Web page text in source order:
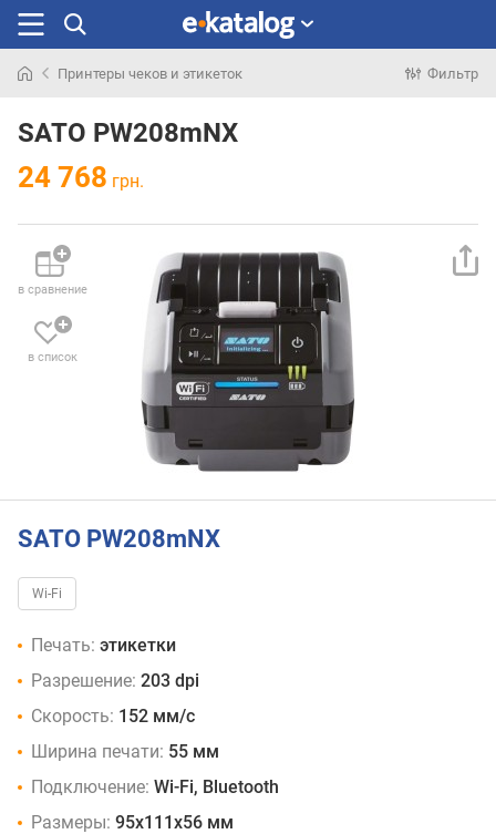
раньше
Принтеры чеков и этикеток Фильтр
SATO PW208mNX
24 768 грн.
в сравнение
в список
SATO PW208mNX
Wi-Fi
Печать: этикетки
Разрешение: 203 dpi
Скорость: 152 мм/с
Ширина печати: 55 мм
Подключение: Wi-Fi, Bluetooth
Размеры: 95x111x56 мм